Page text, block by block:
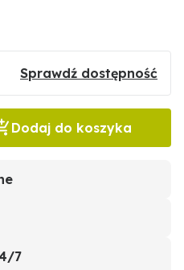
Sprawdź dostępność
Dodaj do koszyka
7